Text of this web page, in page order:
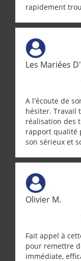
rapidement
Une équipe
vraiment
artisans aussi
Les Mariées
A l'écoute de
hésiter. Travail
réalisation des
rapport qualité
son sérieux et
Olivier M.
Fait appel à
pour remettre
immédiate,